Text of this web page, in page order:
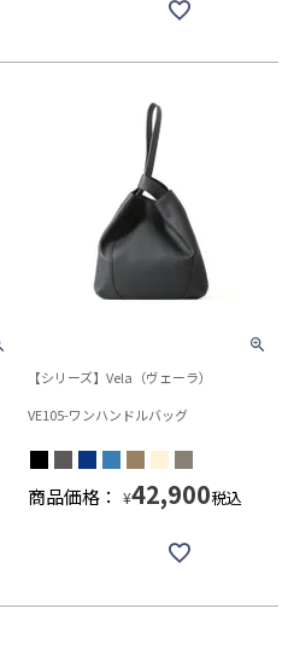
【シリーズ】Vela（ヴェーラ）
VE105-ワンハンドルバッグ
商品価格： ¥42,900税込